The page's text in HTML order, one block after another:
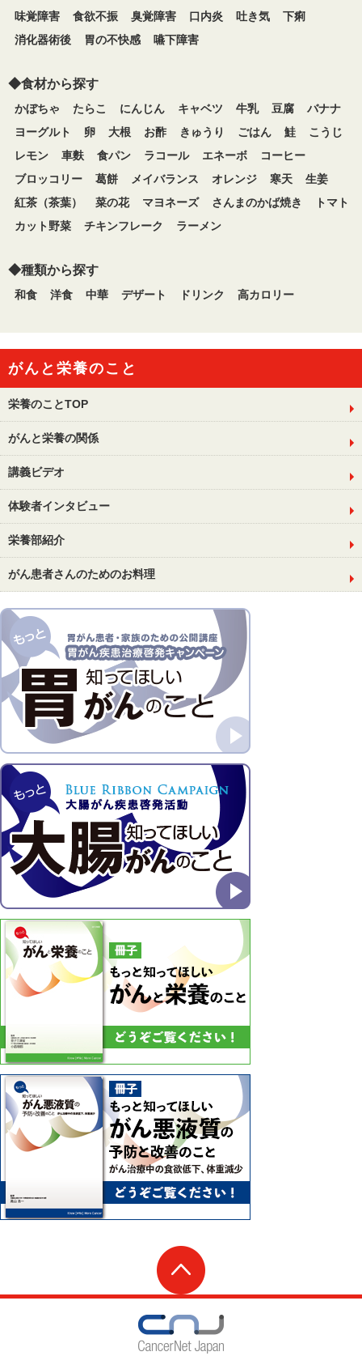
味覚障害 食欲不振 臭覚障害 口内炎 吐き気
下痢
消化器術後
胃の不快感 嚥下障害
◆食材から探す
かぼちゃ たらこ にんじん キャベツ 牛乳 豆腐
バナナ
ヨーグルト
卵 大根 お酢 きゅうり ごはん 鮭
こうじ
レモン
車麩 食パン ラコール エネーボ
コーヒー
ブロッコリー
葛餅 メイバランス オレンジ 寒天
生姜
紅茶（茶葉）
菜の花 マヨネーズ さんまのかば焼き
トマト
カット野菜
チキンフレーク ラーメン
◆種類から探す
和食 洋食 中華 デザート ドリンク 高カロリー
がんと栄養のこと
栄養のことTOP
がんと栄養の関係
講義ビデオ
体験者インタビュー
栄養部紹介
がん患者さんのためのお料理